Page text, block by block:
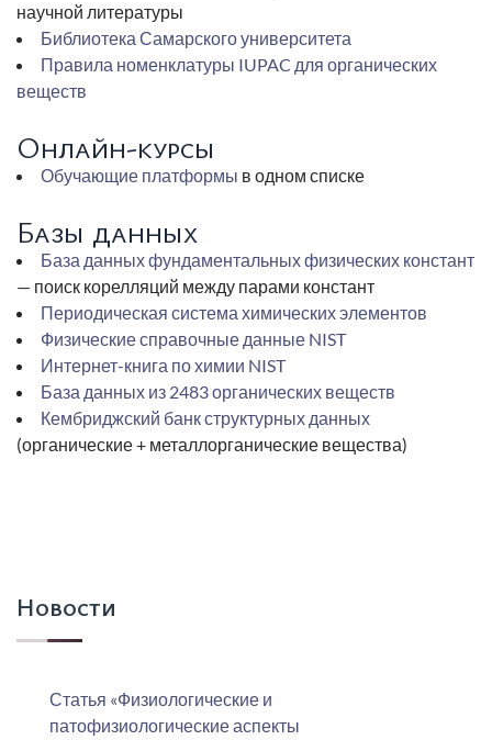
научной литературы
Библиотека Самарского университета
Правила номенклатуры IUPAC для органических
веществ
Онлайн-курсы
Обучающие платформы в одном списке
Базы данных
База данных фундаментальных физических констант
— поиск корелляций между парами констант
Периодическая система химических элементов
Физические справочные данные NIST
Интернет-книга по химии NIST
База данных из 2483 органических веществ
Кембриджский банк структурных данных
(органические + металлорганические вещества)
Новости
Статья «Физиологические и
патофизиологические аспекты